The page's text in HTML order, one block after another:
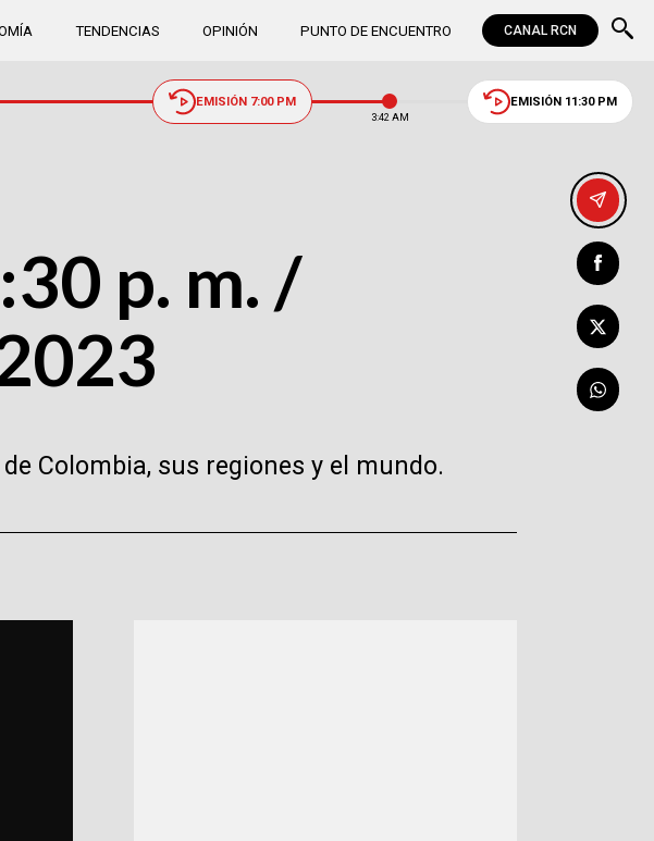
TENDENCIAS OPINIÓN PUNTO DE ENCUENTRO CANAL RCN
EMISIÓN 7:00 PM
3:42 AM
EMISIÓN 11:30 PM
p. m. /
Colombia, sus regiones y el mundo.